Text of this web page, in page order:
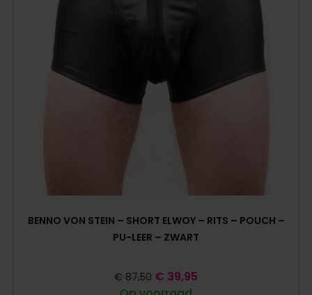
BENNO VON STEIN – SHORT ELWOY – RITS – POUCH –
PU-LEER – ZWART
€ 87,50 € 39,95